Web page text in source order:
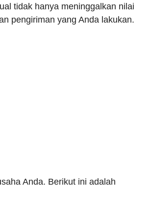
tidak hanya meninggalkan nilai
pengiriman yang Anda lakukan.
Anda. Berikut ini adalah